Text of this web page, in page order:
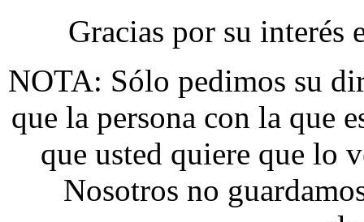
Gracias por su interés
NOTA: Sólo pedimos su
que la persona con la que
que usted quiere que lo
Nosotros no